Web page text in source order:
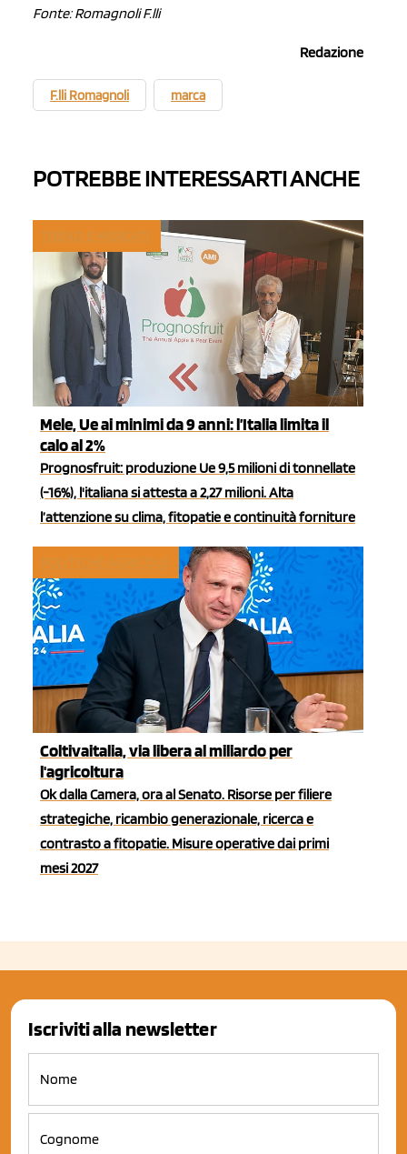
Fonte: Romagnoli F.lli
Redazione
F.lli Romagnoli marca
POTREBBE INTERESSARTI ANCHE
Mele, Ue ai minimi da 9 anni: l’Italia limita il
calo al 2%
Prognosfruit: produzione Ue 9,5 milioni di tonnellate
(-16%), l'italiana si attesta a 2,27 milioni. Alta
l’attenzione su clima, fitopatie e continuità forniture
Coltivaitalia, via libera al miliardo per
l'agricoltura
Ok dalla Camera, ora al Senato. Risorse per filiere
strategiche, ricambio generazionale, ricerca e
contrasto a fitopatie. Misure operative dai primi
mesi 2027
Iscriviti alla newsletter